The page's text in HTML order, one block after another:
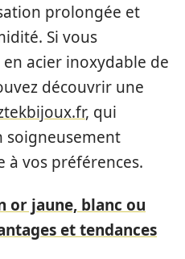
prolongée et
Si vous
acier inoxydable de
découvrir une
, qui
soigneusement
à vos préférences.
or jaune, blanc ou
et tendances